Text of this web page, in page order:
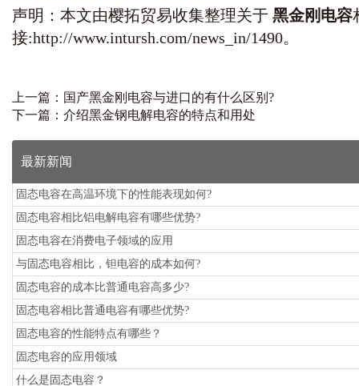
声明：本文由樱拓贸易收集整理关于 黑金刚电容
接:http://www.intursh.com/news_in/1490。
上一篇： 国产黑金刚电容与进口的有什么区别?
下一篇： 介绍黑金钢电解电容的特点和用处
最新新闻
固态电容在高温环境下的性能表现如何?
固态电容相比铝电解电容有哪些优势?
固态电容在消费电子领域的应用
与固态电容相比，钽电容的成本如何?
固态电容的成本比普通电容高多少?
固态电容相比普通电容有哪些优势?
固态电容的性能特点有哪些？
固态电容的应用领域
什么是固态电容？